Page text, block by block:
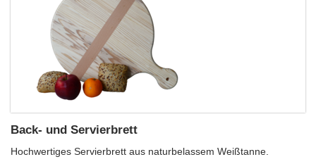
Back- und Servierbrett
Hochwertiges Servierbrett aus naturbelassem Weißtanne.